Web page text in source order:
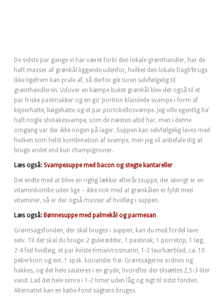
De sidste par gange vi har været forbi den lokale grønthandler, har de
haft masser af grønkål liggende udenfor, hvilket den lokale Dagli’Brugs
ikke ligefrem kan prale af, så derfor gik turen selvfølgelig til
grønthandleren. Udover en kæmpe buket grønkål blev det også til et
par friske pastinakker og en go’ portion blandede svampe i form af
kejserhatte, bøgehatte og et par portobellosvampe. Jeg ville egentlig ha’
haft nogle shiitakesvampe, som de næsten altid har, men i denne
omgang var der ikke nogen på lager. Suppen kan selvfølgelig laves med
hvilken som helst kombination af svampe, men jeg vil anbefale dig at
bruge andet end kun champignoner.
Læs også: Svampesuppe med bacon og stegte kantareller
Det endte med at blive en rigtig lækker efterårssuppe, der iøvrigt er en
vitaminbombe uden lige – ikke nok med at grønkålen er fyldt med
vitaminer, så er der også masser af hvidløg i suppen.
Læs også: Bønnesuppe med palmekål og parmesan
Grøntsagsfonden, der skal bruges i suppen, kan du med fordel lave
selv. Til det skal du bruge: 2 gulerødder, 1 pastinak, 1 porretop, 1 løg,
2-4 fed hvidløg, et par kviste timian/rosmarin, 1-2 laurbærblad, ca. 10
peberkorn og evt. 1 spsk. koriander frø. Grøntsagerne ordnes og
hakkes, og det hele sauteres i en gryde, hvorefter der tilsættes 2,5-3 liter
vand. Lad det hele simre i 1-2 timer uden låg og sigt til sidst fonden.
Alternativt kan en købe-fond sagtens bruges.